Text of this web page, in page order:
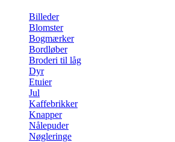
Billeder
Blomster
Bogmærker
Bordløber
Broderi til låg
Dyr
Etuier
Jul
Kaffebrikker
Knapper
Nålepuder
Nøgleringe